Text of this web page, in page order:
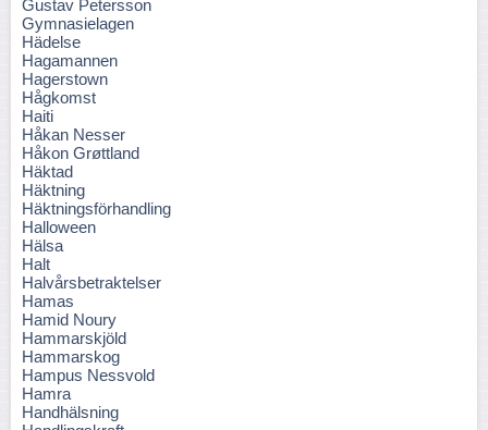
Gustav Petersson
Gymnasielagen
Hädelse
Hagamannen
Hagerstown
Hågkomst
Haiti
Håkan Nesser
Håkon Grøttland
Häktad
Häktning
Häktningsförhandling
Halloween
Hälsa
Halt
Halvårsbetraktelser
Hamas
Hamid Noury
Hammarskjöld
Hammarskog
Hampus Nessvold
Hamra
Handhälsning